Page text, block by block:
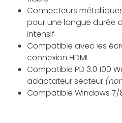
Connecteurs
pour une longue durée
intensif
Compatible avec les
connexion HDMI
Compatible PD 3.0 100
adaptateur secteur
Compatible Windows 7/